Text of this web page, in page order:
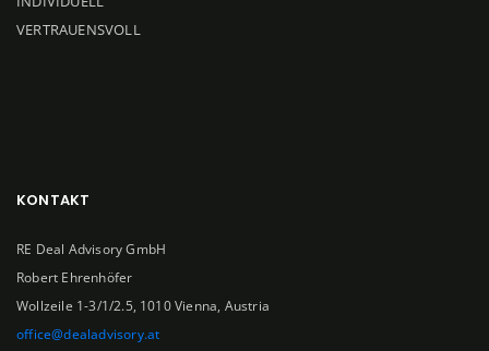
VERTRAUENSVOLL
KONTAKT
RE Deal Advisory GmbH
Robert Ehrenhöfer
Wollzeile 1-3/1/2.5, 1010 Vienna, Austria
office@dealadvisory.at